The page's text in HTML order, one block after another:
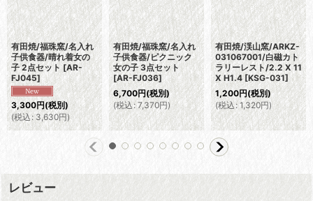
有田焼/福珠窯/名入れ
子供食器/晴れ着女の
子 2点セット [AR-
FJ045]
3,300円(税別)
(税込 : 3,630円)
有田焼/福珠窯/名入れ
子供食器/ピクニック
女の子 3点セット
[AR-FJ036]
6,700円(税別)
(税込: 7,370円)
有田焼/渓山窯/ARKZ-
031067001/白磁カト
ラリーレスト/2.2 X 11
X H1.4 [KSG-031]
1,200円(税別)
(税込 : 1,320円)
レビュー